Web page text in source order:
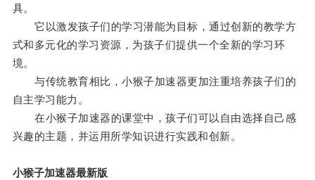
具。
它以激发孩子们的学习潜能为目标，通过创新的教学方
式和多元化的学习资源，为孩子们提供一个全新的学习环
境。
与传统教育相比，小猴子加速器更加注重培养孩子们的
自主学习能力。
在小猴子加速器的课堂中，孩子们可以自由选择自己感
兴趣的主题，并运用所学知识进行实践和创新。
小猴子加速器最新版